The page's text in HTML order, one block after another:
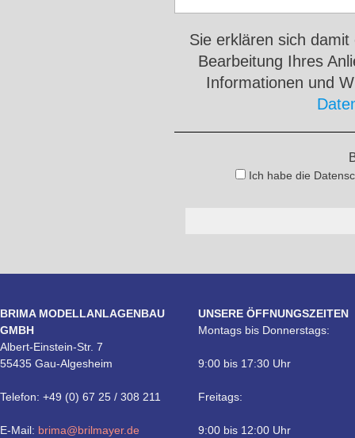
Sie erklären sich
Bearbeitung Ihres
Informationen und
Ich habe die
BRIMA MODELLANLAGENBAU
GMBH
Albert-Einstein-Str. 7
55435 Gau-Algesheim
Telefon: +49 (0) 67 25 / 308 211
E-Mail: brima@brilmayer.de
UNSERE ÖFFNUNGSZEITEN
Montags bis Donnerstags:
9:00 bis 17:30 Uhr
Freitags:
9:00 bis 12:00 Uhr